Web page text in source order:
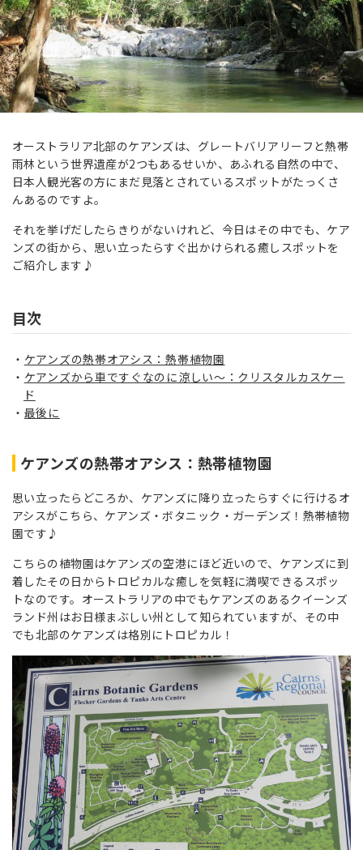
オーストラリア北部のケアンズは、グレートバリアリーフと熱帯
雨林という世界遺産が2つもあるせいか、あふれる自然の中で、
日本人観光客の方にまだ見落とされているスポットがたっくさ
んあるのですよ。
それを挙げだしたらきりがないけれど、今日はその中でも、ケア
ンズの街から、思い立ったらすぐ出かけられる癒しスポットを
ご紹介します♪
目次
ケアンズの熱帯オアシス：熱帯植物園
ケアンズから車ですぐなのに涼しい～：クリスタルカスケー
ド
最後に
ケアンズの熱帯オアシス： 熱帯植物園
思い立ったらどころか、ケアンズに降り立ったらすぐに行けるオ
アシスがこちら、ケアンズ・ボタニック・ガーデンズ！熱帯植物
園です♪
こちらの植物園はケアンズの空港にほど近いので、ケアンズに到
着したその日からトロピカルな癒しを気軽に満喫できるスポッ
トなのです。オーストラリアの中でもケアンズのあるクイーンズ
ランド州はお日様まぶしい州として知られていますが、その中
でも北部のケアンズは格別にトロピカル！